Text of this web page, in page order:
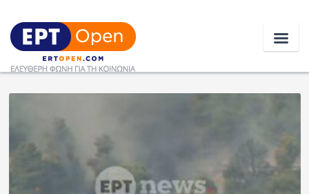
Ελλάδα
Κοινωνία